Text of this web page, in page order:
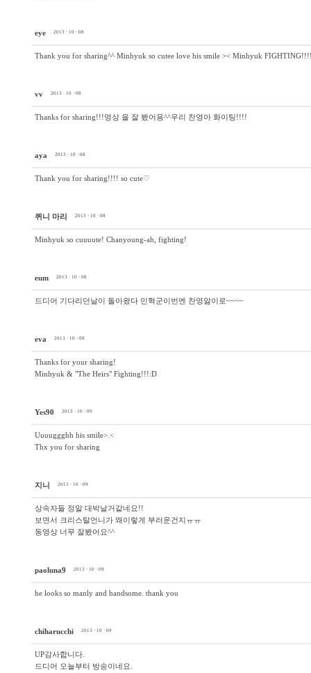
eye 2013 · 10 · 08
Thank you for sharing^^ Minhyuk so cutee love his smile >< Minhyuk
vv 2013 · 10 · 08
Thanks for sharing!!!영상 을 잘 봤어용^^우리 찬영아 화이팅!!!!
aya 2013 · 10 · 08
Thank you for sharing!!!! so cute♡
퀴니 마리 2013 · 10 · 08
Minhyuk so cuuuute! Chanyoung-ah, fighting!
eum 2013 · 10 · 08
드디어 기다리던날이 돌아왔다 민혁군이번엔 찬영앓이로~~~~
eva 2013 · 10 · 08
Thanks for your sharing!
Minhyuk & "The Heirs" Fighting!!!:D
Yes90 2013 · 10 · 09
Uuuuggghh his smile>.<
Thx you for sharing
지니 2013 · 10 · 09
상속자들 정말 대박날거같네요!!
보면서 크리스탈언니가 왜이렇게 부러운건지ㅠㅠ
동영상 너무 잘봤어요^^
paoluna9 2013 · 10 · 09
he looks so manly and handsome. thank you
chiharucchi 2013 · 10 · 09
UP감사합니다.
드디어 오늘부터 방송이네요.